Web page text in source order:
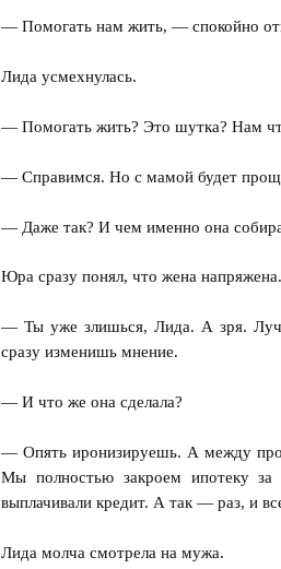
— Помогать нам жить, — спокойно
Лида усмехнулась.
— Помогать жить? Это шутка? Нам
— Справимся. Но с мамой будет
— Даже так? И чем именно она
Юра сразу понял, что жена напряжена.
— Ты уже злишься, Лида. А зря.
сразу изменишь мнение.
— И что же она сделала?
— Опять иронизируешь. А между
Мы полностью закроем ипотеку
выплачивали кредит. А так — раз, и
Лида молча смотрела на мужа.